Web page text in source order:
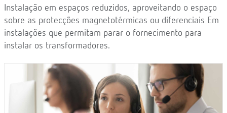
Instalação em espaços reduzidos, aproveitando o espaço
sobre as protecções magnetotérmicas ou diferenciais Em
instalações que permitam parar o fornecimento para
instalar os transformadores.